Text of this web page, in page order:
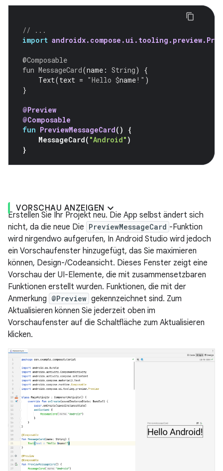
// ...
import
@Composable
fun MessageCard(name : String)
{
Text(text = "Hello $name!" )
}
@Preview
@Composable
fun PreviewMessageCard()
{
MessageCard( "Android" )
}
VORSCHAU ANZEIGEN
Erstellen Sie Ihr Projekt neu. Die App selbst ändert sich
nicht, da die neue Die PreviewMessageCard -Funktion
wird nirgendwo aufgerufen, In Android Studio wird jedoch
ein Vorschaufenster hinzugefügt, das Sie maximieren
können, Design-/Codeansicht. Dieses Fenster zeigt eine
Vorschau der UI-Elemente, die mit zusammensetzbaren
Funktionen erstellt wurden. Funktionen, die mit der
Anmerkung @Preview gekennzeichnet sind. Zum
Aktualisieren können Sie jederzeit oben im
Vorschaufenster auf die Schaltfläche zum Aktualisieren
klicken.